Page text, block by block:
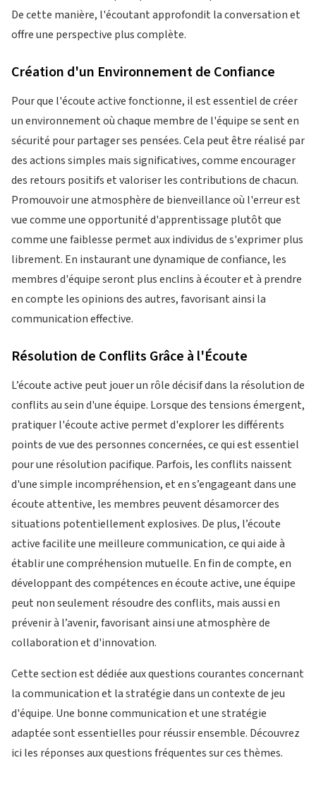
De cette manière, l'écoutant approfondit la conversation et
offre une perspective plus complète.
Création d'un Environnement de Confiance
Pour que l'écoute active fonctionne, il est essentiel de créer
un environnement où chaque membre de l'équipe se sent en
sécurité pour partager ses pensées. Cela peut être réalisé par
des actions simples mais significatives, comme encourager
des retours positifs et valoriser les contributions de chacun.
Promouvoir une atmosphère de bienveillance où l'erreur est
vue comme une opportunité d'apprentissage plutôt que
comme une faiblesse permet aux individus de s'exprimer plus
librement. En instaurant une dynamique de confiance, les
membres d'équipe seront plus enclins à écouter et à prendre
en compte les opinions des autres, favorisant ainsi la
communication effective.
Résolution de Conflits Grâce à l'Écoute
L’écoute active peut jouer un rôle décisif dans la résolution de
conflits au sein d'une équipe. Lorsque des tensions émergent,
pratiquer l'écoute active permet d'explorer les différents
points de vue des personnes concernées, ce qui est essentiel
pour une résolution pacifique. Parfois, les conflits naissent
d'une simple incompréhension, et en s’engageant dans une
écoute attentive, les membres peuvent désamorcer des
situations potentiellement explosives. De plus, l’écoute
active facilite une meilleure communication, ce qui aide à
établir une compréhension mutuelle. En fin de compte, en
développant des compétences en écoute active, une équipe
peut non seulement résoudre des conflits, mais aussi en
prévenir à l’avenir, favorisant ainsi une atmosphère de
collaboration et d'innovation.
Cette section est dédiée aux questions courantes concernant
la communication et la stratégie dans un contexte de jeu
d'équipe. Une bonne communication et une stratégie
adaptée sont essentielles pour réussir ensemble. Découvrez
ici les réponses aux questions fréquentes sur ces thèmes.